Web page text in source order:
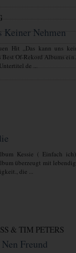
Keiner Nehmen
Hit „Das kann uns
Best Of-Rekord Albums
de ...
Kessie ( Einfach
überzeugt mit
die ...
& TIM PETERS
Freund